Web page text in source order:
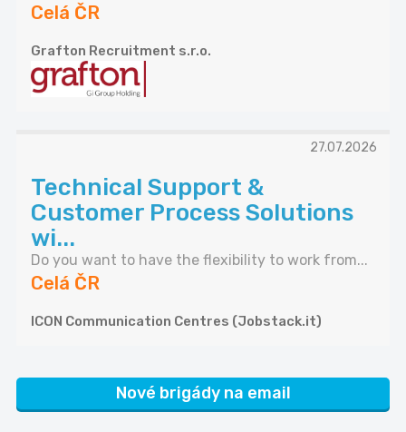
Celá ČR
Grafton Recruitment s.r.o.
27.07.2026
Technical Support &
Customer Process Solutions
wi...
Do you want to have the flexibility to work from...
Celá ČR
ICON Communication Centres (Jobstack.it)
Nové brigády na email